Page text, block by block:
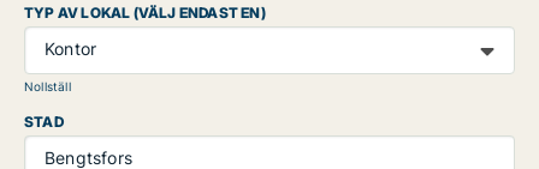
TYP AV LOKAL (VÄLJ ENDAST EN)
Kontor
Nollställ
STAD
Bengtsfors